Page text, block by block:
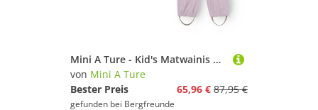
Mini A Ture - Kid's Matwainis Rain Set - Regenset Gr 80 lila
von Mini A Ture
Bester Preis
65,96 € 87,95 €
gefunden bei Bergfreunde